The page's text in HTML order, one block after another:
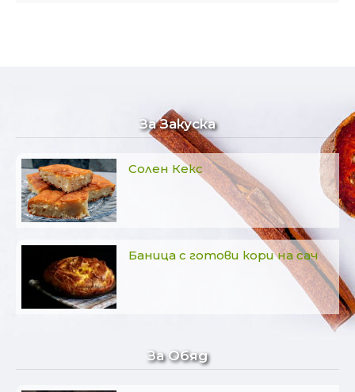
За Закуска
Солен Кекс
Баница с готови кори на сач
За Обяд